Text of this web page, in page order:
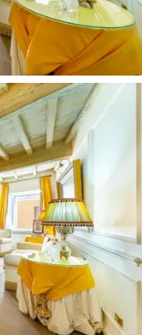
sypialniami,
zapasowym
obsługiwany
wyposażony w
wymarzonym
i komfortu w